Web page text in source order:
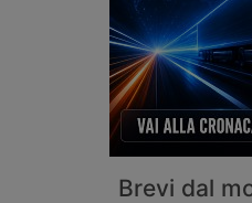
Brevi dal